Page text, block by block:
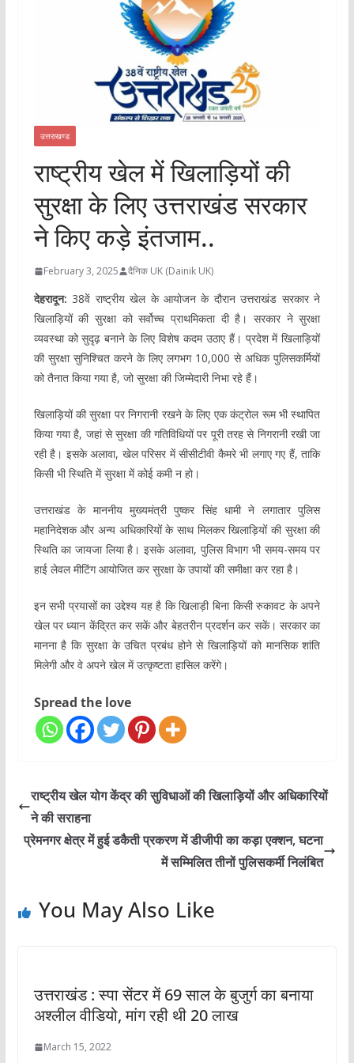
उत्तराखण्ड
राष्ट्रीय खेल में खिलाड़ियों की
सुरक्षा के लिए उत्तराखंड सरकार
ने किए कड़े इंतजाम..
February 3, 2025 दैनिक UK (Dainik UK)
देहरादून: 38वें राष्ट्रीय खेल के आयोजन के दौरान उत्तराखंड सरकार ने
खिलाड़ियों की सुरक्षा को सर्वोच्च प्राथमिकता दी है। सरकार ने सुरक्षा
व्यवस्था को सुदृढ़ बनाने के लिए विशेष कदम उठाए हैं। प्रदेश में खिलाड़ियों
की सुरक्षा सुनिश्चित करने के लिए लगभग 10,000 से अधिक पुलिसकर्मियों
को तैनात किया गया है, जो सुरक्षा की जिम्मेदारी निभा रहे हैं।
खिलाड़ियों की सुरक्षा पर निगरानी रखने के लिए एक कंट्रोल रूम भी स्थापित
किया गया है, जहां से सुरक्षा की गतिविधियों पर पूरी तरह से निगरानी रखी जा
रही है। इसके अलावा, खेल परिसर में सीसीटीवी कैमरे भी लगाए गए हैं, ताकि
किसी भी स्थिति में सुरक्षा में कोई कमी न हो।
उत्तराखंड के माननीय मुख्यमंत्री पुष्कर सिंह धामी ने लगातार पुलिस
महानिदेशक और अन्य अधिकारियों के साथ मिलकर खिलाड़ियों की सुरक्षा की
स्थिति का जायजा लिया है। इसके अलावा, पुलिस विभाग भी समय-समय पर
हाई लेवल मीटिंग आयोजित कर सुरक्षा के उपायों की समीक्षा कर रहा है।
इन सभी प्रयासों का उद्देश्य यह है कि खिलाड़ी बिना किसी रुकावट के अपने
खेल पर ध्यान केंद्रित कर सकें और बेहतरीन प्रदर्शन कर सकें। सरकार का
मानना है कि सुरक्षा के उचित प्रबंध होने से खिलाड़ियों को मानसिक शांति
मिलेगी और वे अपने खेल में उत्कृष्टता हासिल करेंगे।
Spread the love
राष्ट्रीय खेल योग केंद्र की सुविधाओं की खिलाड़ियों और अधिकारियों
ने की सराहना
प्रेमनगर क्षेत्र में हुई डकैती प्रकरण में डीजीपी का कड़ा एक्शन, घटना
में सम्मिलित तीनों पुलिसकर्मी निलंबित
You May Also Like
उत्तराखंड : स्पा सेंटर में 69 साल के बुजुर्ग का बनाया
अश्लील वीडियो, मांग रही थी 20 लाख
March 15, 2022